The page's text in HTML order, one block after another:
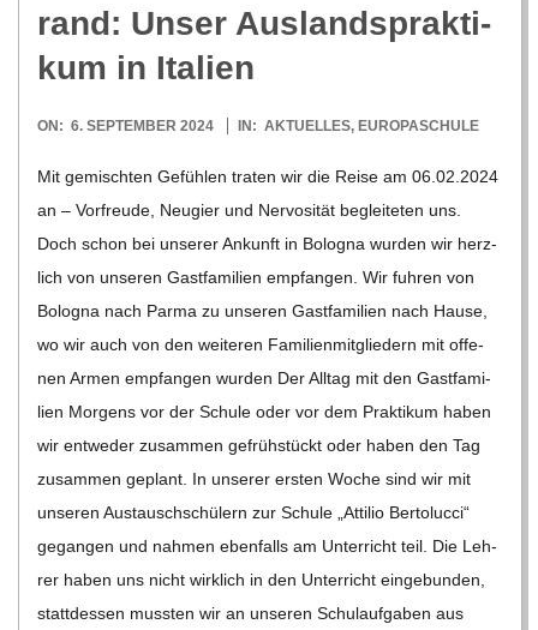
G
O
L
D
S
C
H
M
rand: Unser Aus­lands­prak­ti­
kum in Italien
2024-
ON: 6. SEPTEMBER 2024 IN: AKTUELLES, EUROPASCHULE
Mit gemisch­ten Gefüh­len tra­ten wir die Reise am 06.02.2024
an – Vor­freude, Neu­gier und Ner­vo­si­tät beglei­te­ten uns.
Doch schon bei unse­rer Ankunft in Bolo­gna wur­den wir herz­
lich von unse­ren Gast­fa­mi­lien emp­fan­gen. Wir fuh­ren von
Bolo­gna nach Parma zu unse­ren Gast­fa­mi­lien nach Hause,
wo wir auch von den wei­te­ren Fami­li­en­mit­glie­dern mit offe­
nen Armen emp­fan­gen wur­den Der All­tag mit den Gast­fa­mi­
lien Mor­gens vor der Schule oder vor dem Prak­ti­kum haben
wir ent­we­der zusam­men gefrüh­stückt oder haben den Tag
zusam­men geplant. In unse­rer ers­ten Woche sind wir mit
unse­ren Aus­tausch­schü­lern zur Schule „Atti­lio Ber­to­lucci“
gegan­gen und nah­men eben­falls am Unter­richt teil. Die Leh­
rer haben uns nicht wirk­lich in den Unter­richt ein­ge­bun­den,
statt­des­sen muss­ten wir an unse­ren Schul­auf­ga­ben aus